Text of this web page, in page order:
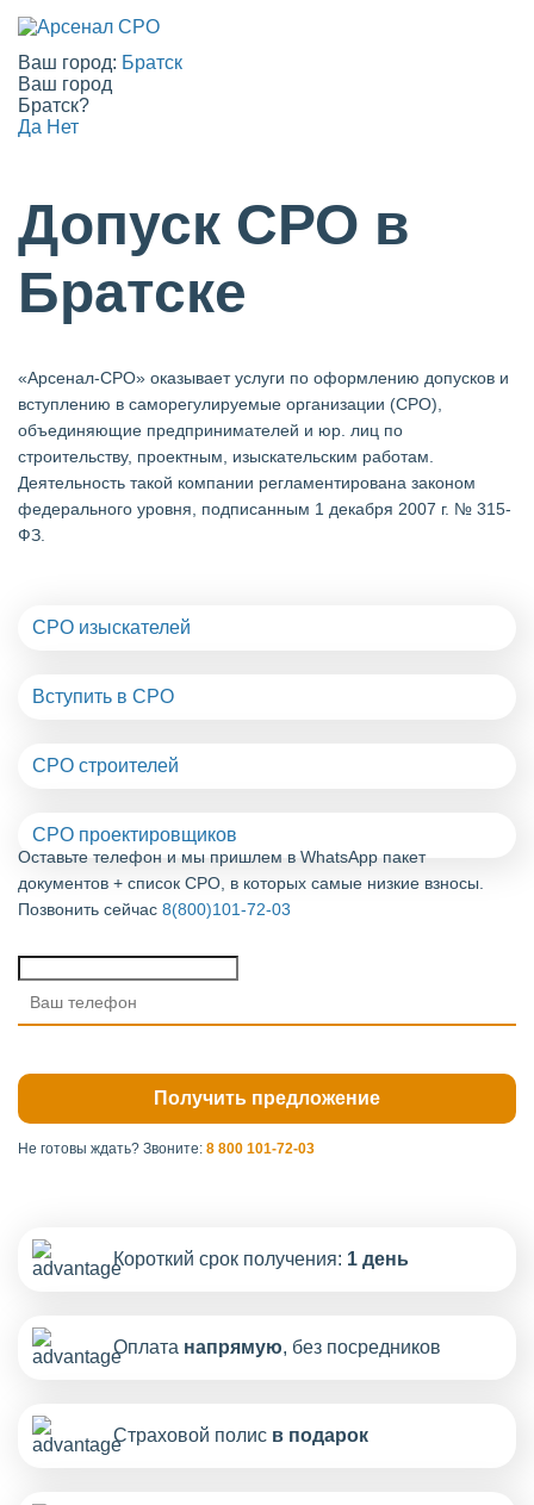
Ваш город: Братск
Ваш город
Братск?
Да Нет
Допуск СРО в
Братске
«Арсенал-СРО» оказывает услуги по оформлению допусков и
вступлению в саморегулируемые организации (СРО),
объединяющие предпринимателей и юр. лиц по
строительству, проектным, изыскательским работам.
Деятельность такой компании регламентирована законом
федерального уровня, подписанным 1 декабря 2007 г. № 315-
ФЗ.
СРО изыскателей
Вступить в СРО
СРО строителей
СРО проектировщиков
Оставьте телефон и мы пришлем в WhatsApp пакет
документов + список СРО, в которых самые низкие взносы.
Позвонить сейчас 8(800)101-72-03
Не готовы ждать? Звоните: 8 800 101-72-03
Короткий срок получения: 1 день
Оплата напрямую, без посредников
Страховой полис в подарок